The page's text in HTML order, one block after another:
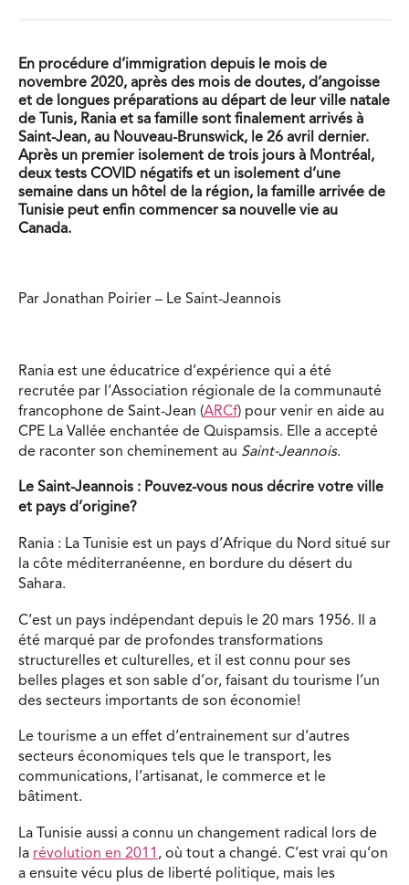
En procédure d’immigration depuis le mois de
novembre 2020, après des mois de doutes, d’angoisse
et de longues préparations au départ de leur ville natale
de Tunis, Rania et sa famille sont finalement arrivés à
Saint-Jean, au Nouveau-Brunswick, le 26 avril dernier.
Après un premier isolement de trois jours à Montréal,
deux tests COVID négatifs et un isolement d’une
semaine dans un hôtel de la région, la famille arrivée de
Tunisie peut enfin commencer sa nouvelle vie au
Canada.
Par Jonathan Poirier – Le Saint-Jeannois
Rania est une éducatrice d’expérience qui a été
recrutée par l’Association régionale de la communauté
francophone de Saint-Jean (ARCf) pour venir en aide au
CPE La Vallée enchantée de Quispamsis. Elle a accepté
de raconter son cheminement au Saint-Jeannois.
Le Saint-Jeannois : Pouvez-vous nous décrire votre ville
et pays d’origine?
Rania : La Tunisie est un pays d’Afrique du Nord situé sur
la côte méditerranéenne, en bordure du désert du
Sahara.
C’est un pays indépendant depuis le 20 mars 1956. Il a
été marqué par de profondes transformations
structurelles et culturelles, et il est connu pour ses
belles plages et son sable d’or, faisant du tourisme l’un
des secteurs importants de son économie!
Le tourisme a un effet d’entrainement sur d’autres
secteurs économiques tels que le transport, les
communications, l’artisanat, le commerce et le
bâtiment.
La Tunisie aussi a connu un changement radical lors de
la révolution en 2011 , où tout a changé. C’est vrai qu’on
a ensuite vécu plus de liberté politique, mais les